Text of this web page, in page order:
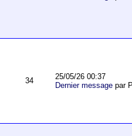
34
25/05/26 00:37
Dernier messagepar